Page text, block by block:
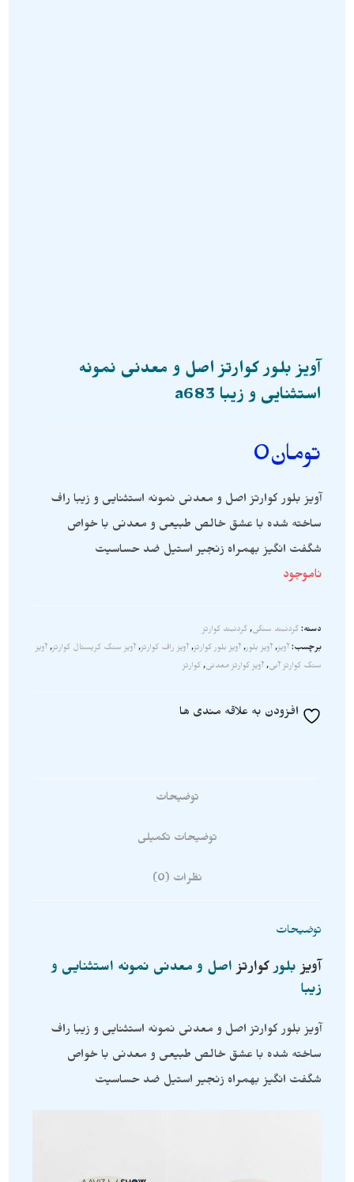
آویز بلور کوارتز اصل و معدنی نمونه
استثنایی و زیبا a683
تومان0
آویز بلور کوارتز اصل و معدنی نمونه استثنایی و زیبا راف
ساخته شده با عشق خالص طبیعی و معدنی با خواص
شگفت انگیز بهمراه زنجیر استیل ضد حساسیت
ناموجود
دسته: گردنبند سنگی, گردنبند کوارتز
برچسب: آویز, آویز بلور, آویز بلور کوارتز, آویز راف کوارتز, آویز سنگ کریستال کوارتز, آویز
سنگ کوارتز آبی, آویز کوارتز معدنی, کوارتز
افزودن به علاقه مندی ها
توضیحات
توضیحات تکمیلی
نظرات (0)
توضیحات
آویز بلور کوارتز اصل و معدنی نمونه استثنایی و
زیبا
آویز بلور کوارتز اصل و معدنی نمونه استثنایی و زیبا راف
ساخته شده با عشق خالص طبیعی و معدنی با خواص
شگفت انگیز بهمراه زنجیر استیل ضد حساسیت